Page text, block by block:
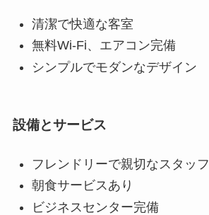
清潔で快適な客室
無料Wi-Fi、エアコン完備
シンプルでモダンなデザイン
設備とサービス
フレンドリーで親切なスタッフ
朝食サービスあり
ビジネスセンター完備